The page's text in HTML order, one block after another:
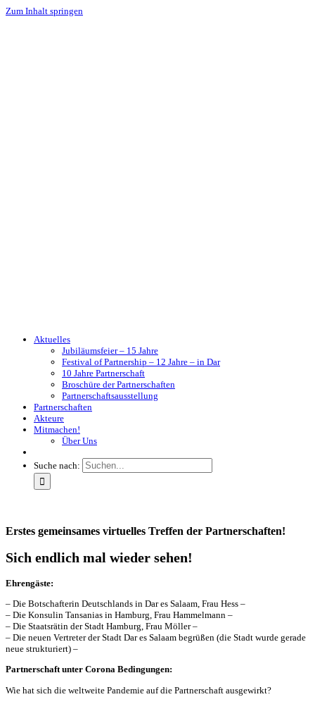
Zum Inhalt springen
Aktuelles
Jubiläumsfeier – 15 Jahre
Festival of Partnership – 12 Jahre – in Dar
10 Jahre Partnerschaft
Broschüre der Partnerschaften
Partnerschaftsausstellung
Partnerschaften
Akteure
Mitmachen!
Über Uns
Suche nach:
Erstes gemeinsames virtuelles Treffen der Partnerschaften!
Sich endlich mal wieder sehen!
Ehrengäste:
– Die Botschafterin Deutschlands in Dar es Salaam, Frau Hess –
– Die Konsulin Tansanias in Hamburg, Frau Hammelmann –
– Die Staatsrätin der Stadt Hamburg, Frau Möller –
– Die neuen Vertreter der Stadt Dar es Salaam begrüßen (die Stadt wurde gerade
neue strukturiert) –
Partnerschaft unter Corona Bedingungen:
Wie hat sich die weltweite Pandemie auf die Partnerschaft ausgewirkt?